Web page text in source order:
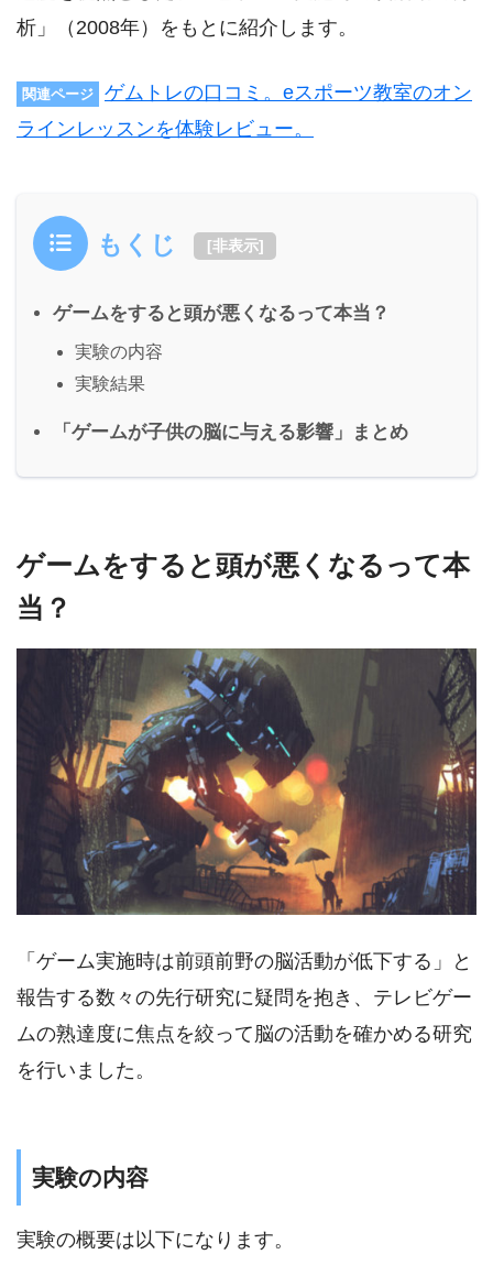
析」（2008年）をもとに紹介します。
関連ページ
ゲムトレの口コミ。eスポーツ教室のオン
ラインレッスンを体験レビュー。
もくじ [非表示]
ゲームをすると頭が悪くなるって本当？
実験の内容
実験結果
「ゲームが子供の脳に与える影響」まとめ
ゲームをすると頭が悪くなるって本
当？
「ゲーム実施時は前頭前野の脳活動が低下する」と
報告する数々の先行研究に疑問を抱き、テレビゲー
ムの熟達度に焦点を絞って脳の活動を確かめる研究
を行いました。
実験の内容
実験の概要は以下になります。